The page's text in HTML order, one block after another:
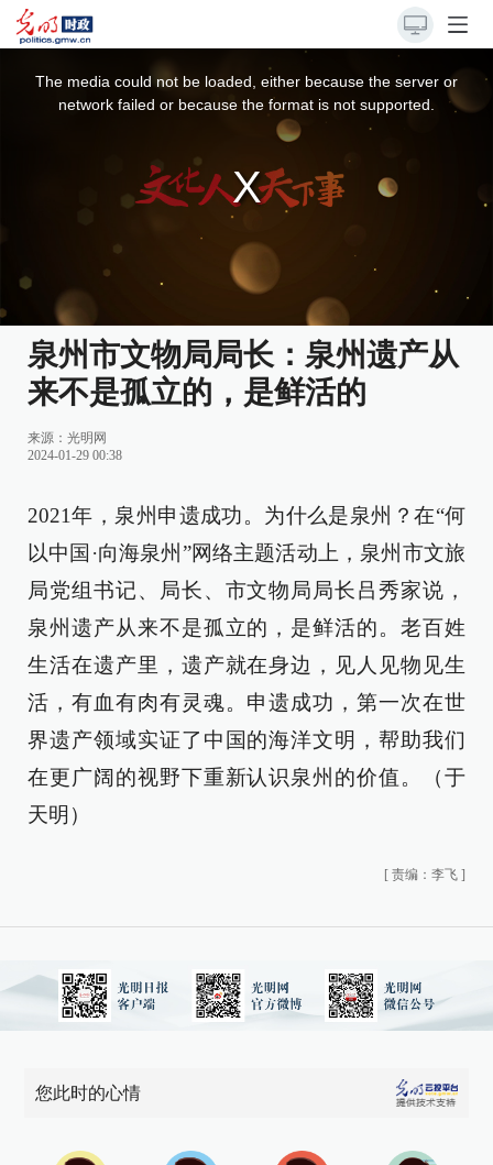
The media could not be loaded, either because the server or
network failed or because the format is not supported.
泉州市文物局局长：泉州遗产从
来不是孤立的，是鲜活的
来源： 光明网
2024-01-29 00:38
2021年，泉州申遗成功。为什么是泉州？在“何
以中国·向海泉州”网络主题活动上，泉州市文旅
局党组书记、局长、市文物局局长吕秀家说，
泉州遗产从来不是孤立的，是鲜活的。老百姓
生活在遗产里，遗产就在身边，见人见物见生
活，有血有肉有灵魂。申遗成功，第一次在世
界遗产领域实证了中国的海洋文明，帮助我们
在更广阔的视野下重新认识泉州的价值。（于
天明）
[ 责编：李飞 ]
您此时的心情